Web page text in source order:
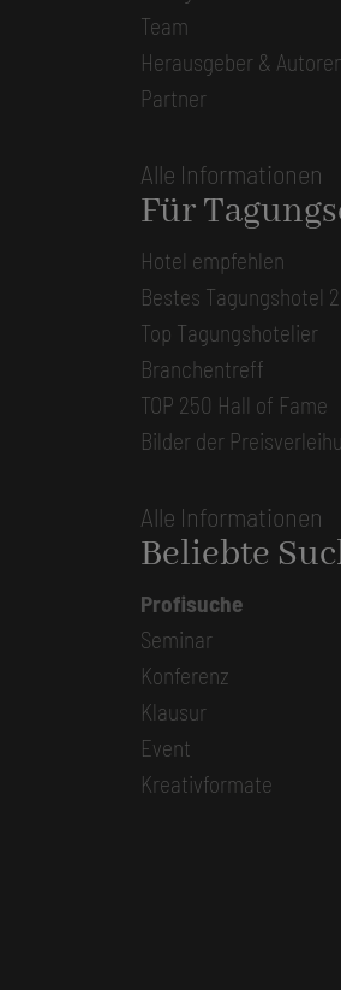
Team
Herausgeber &
Partner
Alle Informationen
Für
Hotel empfehlen
Bestes Tagungshotel
Top Tagungshotelier
Branchentreff
TOP 250 Hall of Fame
Bilder der
Alle Informationen
Beliebte
Profisuche
Seminar
Konferenz
Klausur
Event
Kreativformate